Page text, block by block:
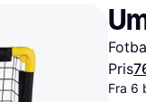
Betal nå
Betal i 3
Betal innen
Finansiering
kicks.no
Pris
Fra 6